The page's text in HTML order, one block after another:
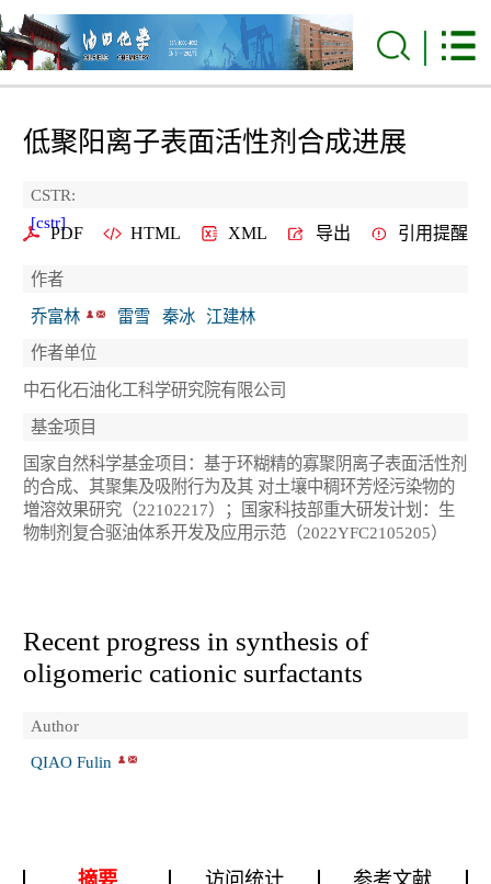
低聚阳离子表面活性剂合成进展
CSTR:
[cstr]
PDF HTML XML 导出 引用提醒
作者
乔富林
雷雪 秦冰
江建林
作者单位
中石化石油化工科学研究院有限公司
基金项目
国家自然科学基金项目：基于环糊精的寡聚阴离子表面活性剂
的合成、其聚集及吸附行为及其 对土壤中稠环芳烃污染物的
増溶效果研究（22102217）；国家科技部重大研发计划：生
物制剂复合驱油体系开发及应用示范（2022YFC2105205）
Recent progress in synthesis of
oligomeric cationic surfactants
Author
QIAO Fulin
摘要 访问统计
参考文献